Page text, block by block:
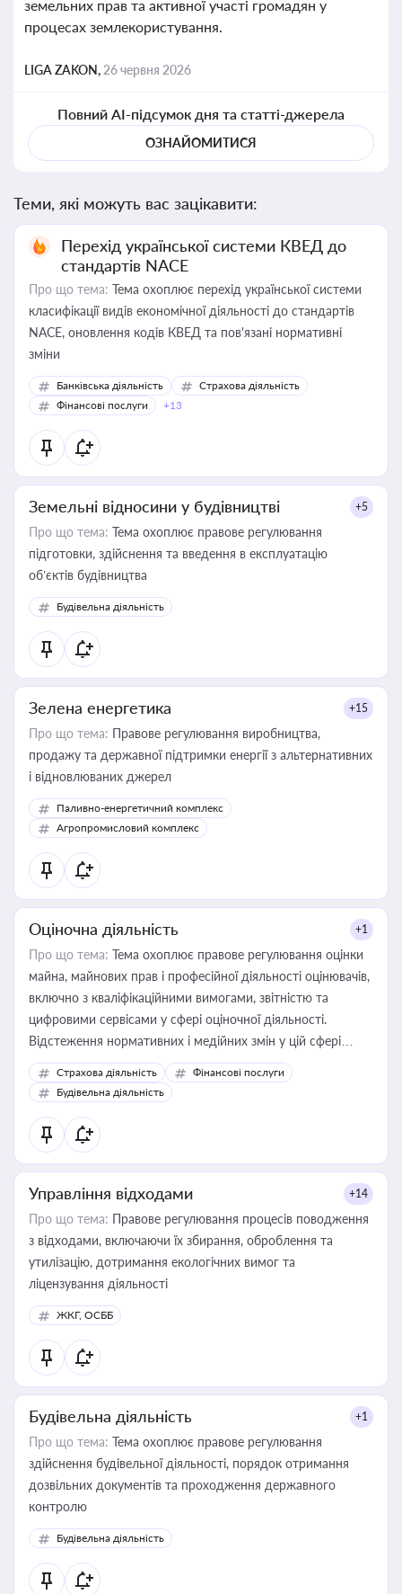
земельних прав та активної участі громадян у
процесах землекористування.
LIGA ZAKON, 26 червня 2026
Повний AI-підсумок дня та статті-джерела
ОЗНАЙОМИТИСЯ
Теми, які можуть вас зацікавити:
Перехід української системи КВЕД до
стандартів NACE
Про що тема: Тема охоплює перехід української системи
класифікації видів економічної діяльності до стандартів
NACE, оновлення кодів КВЕД та пов'язані нормативні
зміни
Банківська діяльність
Страхова діяльність
Фінансові послуги
+13
Земельні відносини у будівництві +5
Про що тема: Тема охоплює правове регулювання
підготовки, здійснення та введення в експлуатацію
об’єктів будівництва
Будівельна діяльність
Зелена енергетика +15
Про що тема: Правове регулювання виробництва,
продажу та державної підтримки енергії з альтернативних
і відновлюваних джерел
Паливно-енергетичний комплекс
Агропромисловий комплекс
Оціночна діяльність +1
Про що тема: Тема охоплює правове регулювання оцінки
майна, майнових прав і професійної діяльності оцінювачів,
включно з кваліфікаційними вимогами, звітністю та
цифровими сервісами у сфері оціночної діяльності.
Відстеження нормативних і медійних змін у цій сфері
корисне для власника бізнесу, керівника, юриста або
бухгалтера під час оподаткування, приватизації, оренди
державного майна, корпоративних угод і перевірки
статусу суб'єктів оціночної діяльності
Страхова діяльність
Фінансові послуги
Будівельна діяльність
Управління відходами +14
Про що тема: Правове регулювання процесів поводження
з відходами, включаючи їх збирання, оброблення та
утилізацію, дотримання екологічних вимог та
ліцензування діяльності
ЖКГ, ОСББ
Будівельна діяльність +1
Про що тема: Тема охоплює правове регулювання
здійснення будівельної діяльності, порядок отримання
дозвільних документів та проходження державного
контролю
Будівельна діяльність